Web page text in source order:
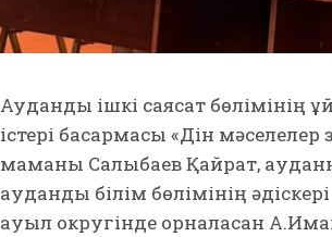
Аудандық ішкі саясат
істері басқармасы «Дін
маманы Салықбаев Қайрат,
аудандық білім бөлімінің
ауыл округінде орналасқан